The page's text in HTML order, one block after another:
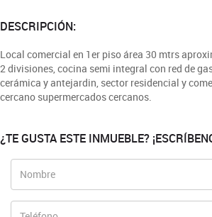
DESCRIPCIÓN:
Local comercial en 1er piso área 30 mtrs
2 divisiones, cocina semi integral con red de
cerámica y antejardin, sector residencial y
cercano supermercados cercanos.
¿TE GUSTA ESTE INMUEBLE?